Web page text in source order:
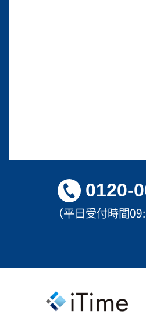
0120-
（平日受付時間